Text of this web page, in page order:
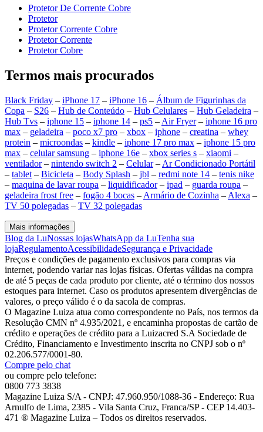
Protetor De Corrente Cobre
Protetor
Protetor Corrente Cobre
Protetor Corrente
Protetor Cobre
Termos mais procurados
Black Friday – iPhone 17 – iPhone 16 – Álbum de Figurinhas da
Copa – S26 – Hub de Conteúdo – Hub Celulares – Hub Geladeira –
Hub Tvs – iphone 15 – iphone 14 – ps5 – Air Fryer– iphone 16 pro
max – geladeira – poco x7 pro – xbox – iphone – creatina – whey
protein – microondas – kindle – iphone 17 pro max – iphone 15 pro
max – celular samsung – iphone 16e – xbox series s – xiaomi –
ventilador– nintendo switch 2 – Celular– Ar Condicionado Portátil
– tablet – Bicicleta – Body Splash – jbl – redmi note 14 – tenis nike
– maquina de lavar roupa – liquidificador– ipad – guarda roupa –
geladeira frost free – fogão 4 bocas – Armário de Cozinha – Alexa –
TV 50 polegadas – TV 32 polegadas
Mais informações
Blog da LuNossas lojasWhatsApp da LuTenha sua
lojaRegulamentoAcessibilidadeSegurança e Privacidade
Preços e condições de pagamento exclusivos para compras via
internet, podendo variar nas lojas físicas. Ofertas válidas na compra
de até 5 peças de cada produto por cliente, até o término dos nossos
estoques para internet. Caso os produtos apresentem divergências de
valores, o preço válido é o da sacola de compras.
O Magazine Luiza atua como correspondente no País, nos termos da
Resolução CMN nº 4.935/2021, e encaminha propostas de cartão de
crédito e operações de crédito para a Luizacred S.A Sociedade de
Crédito, Financiamento e Investimento inscrita no CNPJ sob o nº
02.206.577/0001-80.
Compre pelo chat
ou compre pelo telefone:
0800 773 3838
Magazine Luiza S/A - CNPJ: 47.960.950/1088-36 - Endereço: Rua
Arnulfo de Lima, 2385 - Vila Santa Cruz, Franca/SP - CEP 14.403-
471 ® Magazine Luiza – Todos os direitos reservados.